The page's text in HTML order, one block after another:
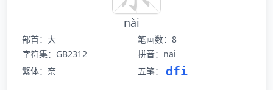
nài
部首：大
笔画数：8
字符集：GB2312
拼音：nai
繁体：奈
五笔： dfi